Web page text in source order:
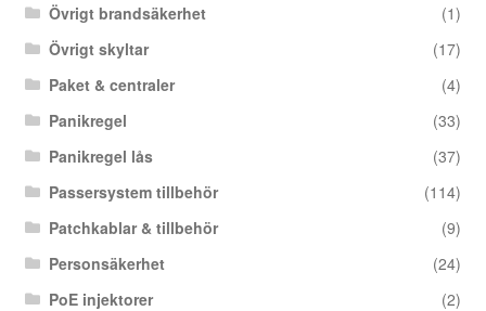
Övrigt brandsäkerhet
(1)
Övrigt skyltar
(17)
Paket & centraler
(4)
Panikregel
(33)
Panikregel lås
(37)
Passersystem tillbehör
(114)
Patchkablar & tillbehör
(9)
Personsäkerhet
(24)
PoE injektorer
(2)